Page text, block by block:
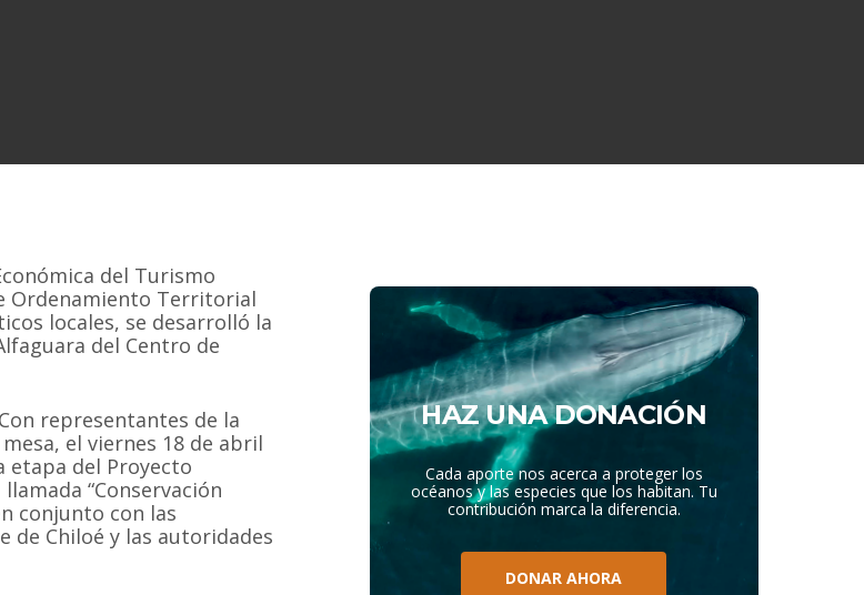
del Turismo
Ordenamiento Territorial
locales, se desarrolló la
del Centro de
representantes de la
el viernes 18 de abril
etapa del Proyecto
“Conservación
conjunto con las
de Chiloé y las autoridades
HAZ UNA DONACIÓN
Cada aporte nos acerca a proteger los
océanos y las especies que los habitan. Tu
contribución marca la diferencia.
DONAR AHORA